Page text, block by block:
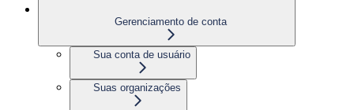
Gerenciamento de conta
Sua conta de usuário
Suas organizações